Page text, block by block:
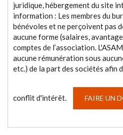
juridique, hébergement du site
information : Les membres du
bénévoles et ne perçoivent pas
aucune forme (salaires,
comptes de l’association.
aucune rémunération sous
etc.) de la part des sociétés afin
conflit d'intérêt. FAIRE UN